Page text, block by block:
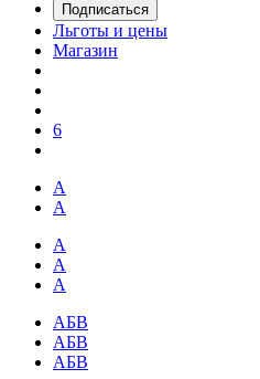
Подписаться
Льготы и цены
Магазин
6
А
А
А
А
А
АБВ
АБВ
АБВ